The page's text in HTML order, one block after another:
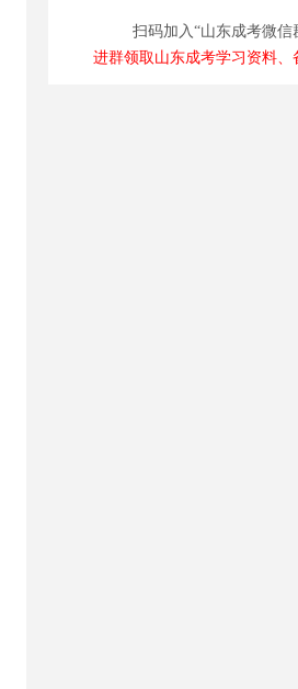
扫码加入“山东成考微信
进群领取山东成考学习资料、